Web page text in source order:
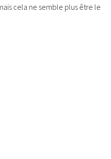
cela ne semble plus être le